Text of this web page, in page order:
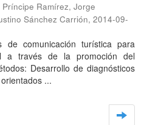
Príncipe Ramírez, Jorge
Sánchez Carrión, 2014-09-
de comunicación turística para
a través de la promoción del
Desarrollo de diagnósticos
...